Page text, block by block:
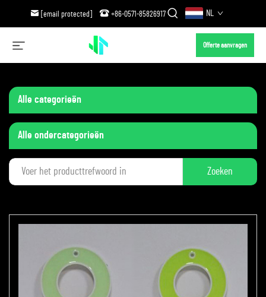
[email protected] +86-0571-85826917 NL
Offerte aanvragen
Alle categorieën
Alle ondercategorieën
Zoeken